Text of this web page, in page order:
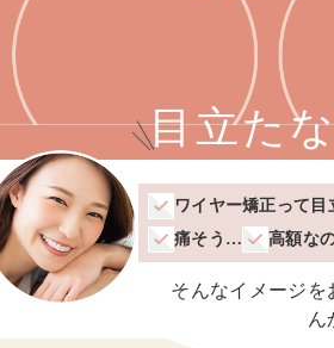
目立た
ワイヤー矯正って
痛そう…
高額な
そんなイメージを
ん